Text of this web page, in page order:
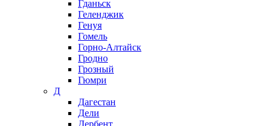
Гданьск
Геленджик
Генуя
Гомель
Горно-Алтайск
Гродно
Грозный
Гюмри
Д
Дагестан
Дели
Дербент